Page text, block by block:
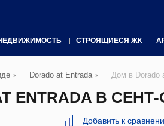
СТРОЯЩИЕСЯ ЖК
› Dorado at Entrada › Дом в Dorado
ENTRADA В
Добавить к